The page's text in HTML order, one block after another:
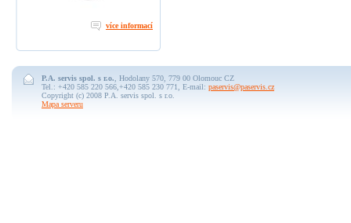
více informací
P.A. servis spol. s r.o. , Hodolany 570, 779 00 Olomouc CZ
Tel.: +420 585 220 566,+420 585 230 771, E-mail: paservis@paservis.cz
Copyright (c) 2008 P.A. servis spol. s r.o.
Mapa serveru